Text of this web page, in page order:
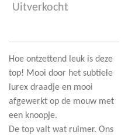
Uitverkocht
Hoe ontzettend leuk is deze
top! Mooi door het subtiele
lurex draadje en mooi
afgewerkt op de mouw met
een knoopje.
De top valt wat ruimer. Ons